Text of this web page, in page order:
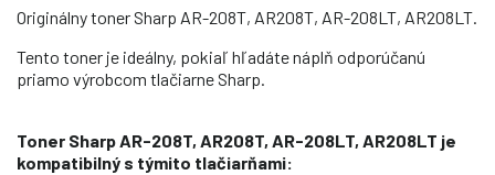
Originálny toner Sharp AR-208T, AR208T, AR-208LT, AR208LT.
Tento toner je ideálny, pokiaľ hľadáte náplň odporúčanú
priamo výrobcom tlačiarne Sharp.
Toner Sharp AR-208T, AR208T, AR-208LT, AR208LT je
kompatibilný s týmito tlačiarňami: